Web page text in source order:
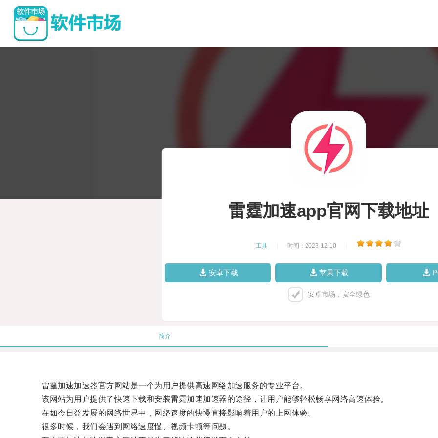
雷霆加速app官网下载地址
工具 时间：2023-12-10
安卓下载 苹果下载
安卓市场，安全绿色
简介
雷霆加速加速器官方网站是一个为用户提供高速网络加速服务的专业平台。
该网站为用户提供了快速下载和安装雷霆加速加速器的途径，让用户能够轻松畅享网络高速体验。
在如今日益发展的网络世界中，网络速度的快慢直接影响着用户的上网体验。
很多时候，我们会遇到网络速度慢、视频卡顿等问题。